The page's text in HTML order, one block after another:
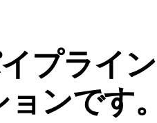
プライ
ンです